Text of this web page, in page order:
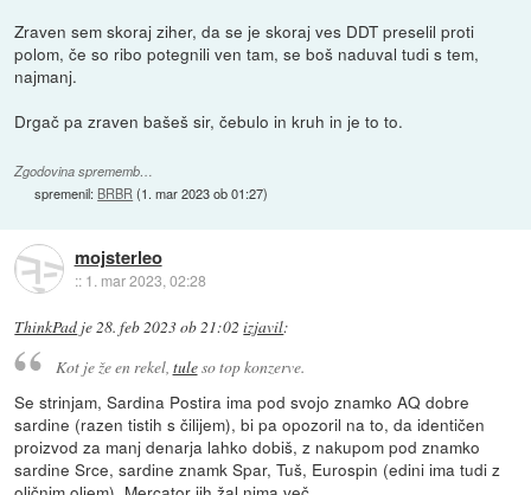
Zraven sem skoraj ziher, da se je skoraj ves DDT preselil proti
polom, če so ribo potegnili ven tam, se boš naduval tudi s tem,
najmanj.
Drgač pa zraven bašeš sir, čebulo in kruh in je to to.
Zgodovina sprememb…
spremenil: BRBR (1. mar 2023 ob 01:27)
mojsterleo
:: 1. mar 2023, 02:28
ThinkPad je28. feb 2023 ob 21:02 izjavil:
Kot je že en rekel, tuleso top konzerve.
Se strinjam, Sardina Postira ima pod svojo znamko AQ dobre
sardine (razen tistih s čilijem), bi pa opozoril na to, da identičen
proizvod za manj denarja lahko dobiš, z nakupom pod znamko
sardine Srce, sardine znamk Spar, Tuš, Eurospin (edini ima tudi z